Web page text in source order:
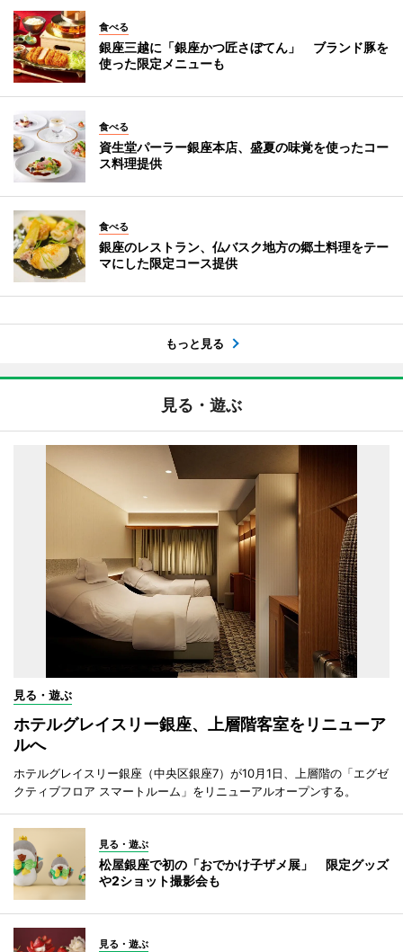
食べる
銀座三越に「銀座かつ匠さぼてん」 ブランド豚を
使った限定メニューも
食べる
資生堂パーラー銀座本店、盛夏の味覚を使ったコー
ス料理提供
食べる
銀座のレストラン、仏バスク地方の郷土料理をテー
マにした限定コース提供
もっと見る
見る・遊ぶ
見る・遊ぶ
ホテルグレイスリー銀座、上層階客室をリニューア
ルへ
ホテルグレイスリー銀座（中央区銀座7）が10月1日、上層階の「エグゼ
クティブフロア スマートルーム」をリニューアルオープンする。
見る・遊ぶ
松屋銀座で初の「おでかけ子ザメ展」 限定グッズ
や2ショット撮影会も
見る・遊ぶ